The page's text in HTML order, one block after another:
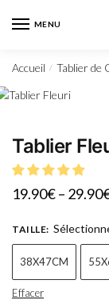
MENU
Accueil / Tablier de
Tablier
19.90€– 29.90
TAILLE:
38X47CM
Effacer